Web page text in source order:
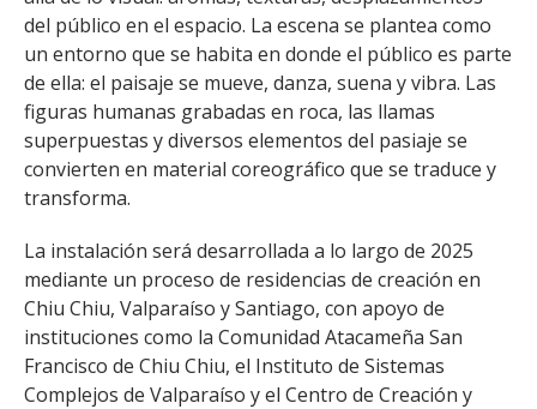
del público en el espacio. La escena se plantea como
un entorno que se habita en donde el público es parte
de ella: el paisaje se mueve, danza, suena y vibra. Las
figuras humanas grabadas en roca, las llamas
superpuestas y diversos elementos del pasiaje se
convierten en material coreográfico que se traduce y
transforma.
La instalación será desarrollada a lo largo de 2025
mediante un proceso de residencias de creación en
Chiu Chiu, Valparaíso y Santiago, con apoyo de
instituciones como la Comunidad Atacameña San
Francisco de Chiu Chiu, el Instituto de Sistemas
Complejos de Valparaíso y el Centro de Creación y